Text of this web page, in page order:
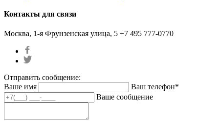
Контакты для связи
Москва, 1-я Фрунзенская улица, 5 +7 495 777-0770
Отправить сообщение:
Ваше имя
Ваш телефон*
Ваше сообщение